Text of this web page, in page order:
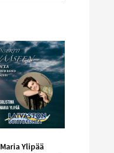
Maria Ylipää